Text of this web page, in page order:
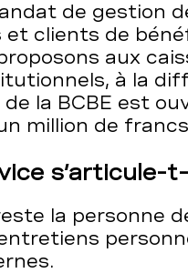
de gestion
clients de
aux
à la
la BCBE est
million de
s’articule-
la personne